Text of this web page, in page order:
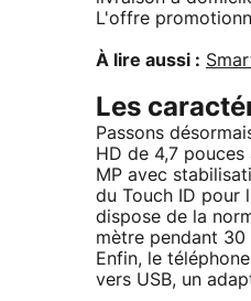
L'offre
À lire aussi :
Les
Passons
HD de 4,7
MP avec
du Touch ID pour
dispose de la
mètre pendant 30
Enfin, le
vers USB, un